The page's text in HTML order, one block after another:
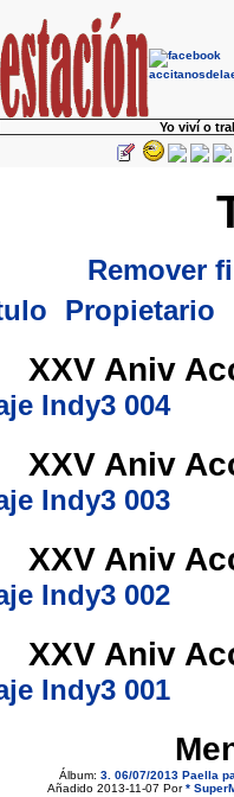
Yo viví o
Remover
Propietario
XXV Aniv
XXV Aniv
XXV Aniv
XXV Aniv
Álbum: 3. 06/07/2013 Paella
Añadido 2013-11-07 Por*